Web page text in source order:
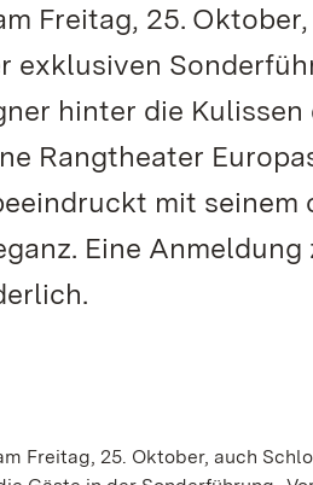
Freitag, 25.
exklusiven
hinter die
Rangtheater
mit seinem
Eine
Freitag, 25. Oktober, auch